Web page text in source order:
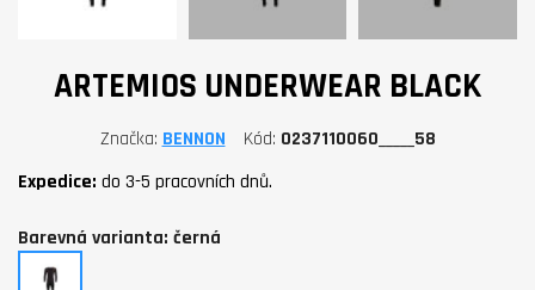
ARTEMIOS UNDERWEAR BLACK
Značka BENNON Kód 0237110060_____58
Expedice: do 3-5 pracovních dnů.
Barevná varianta: černá
černá